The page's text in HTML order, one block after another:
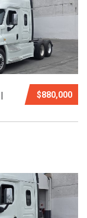
$880,000